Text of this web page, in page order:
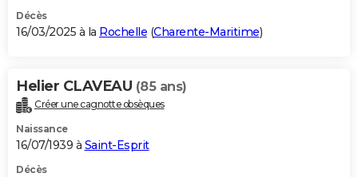
Décès
16/03/2025 à la Rochelle (Charente-Maritime)
Helier CLAVEAU (85 ans)
Créer une cagnotte obsèques
Naissance
16/07/1939 à Saint-Esprit
Décès